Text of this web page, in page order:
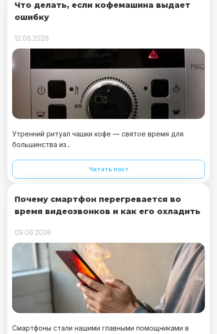
Что делать, если кофемашина выдает
ошибку
12.06.2026
Утренний ритуал чашки кофе — святое время для
большинства из...
Читать пост
Почему смартфон перегревается во
время видеозвонков и как его охладить
09.06.2026
Смартфоны стали нашими главными помощниками в